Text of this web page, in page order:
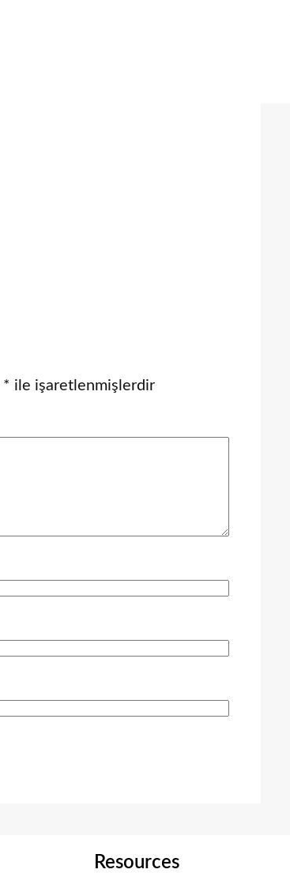
* ile işaretlenmişlerdir
Resources